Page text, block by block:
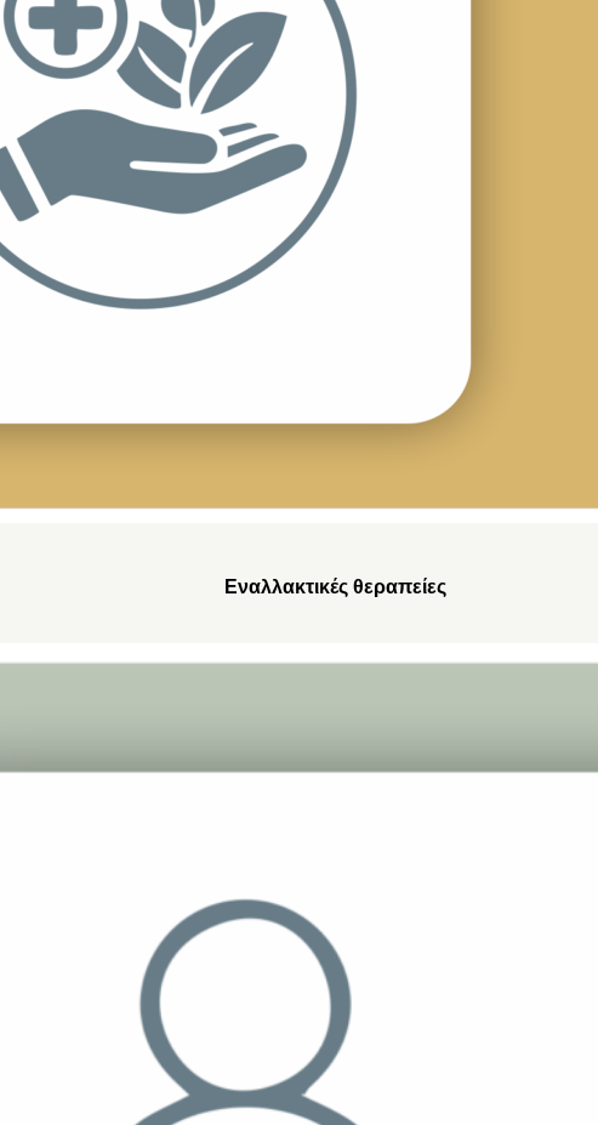
Εναλλακτικές θεραπείες